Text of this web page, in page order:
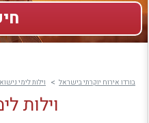
בורדו אירוח יוקרתי בישראל וילות לימי
וילות